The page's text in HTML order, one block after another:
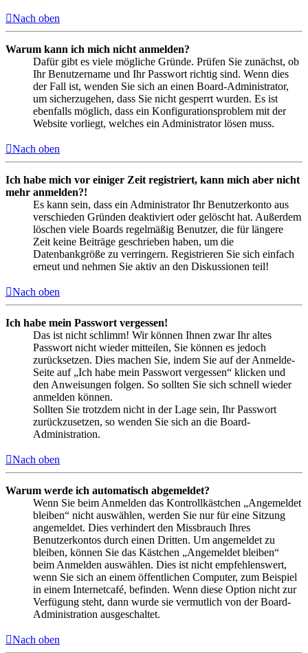
Nach oben
Warum kann ich mich nicht anmelden?
Dafür gibt es viele mögliche Gründe. Prüfen Sie zunächst, ob
Ihr Benutzername und Ihr Passwort richtig sind. Wenn dies
der Fall ist, wenden Sie sich an einen Board-Administrator,
um sicherzugehen, dass Sie nicht gesperrt wurden. Es ist
ebenfalls möglich, dass ein Konfigurationsproblem mit der
Website vorliegt, welches ein Administrator lösen muss.
Nach oben
Ich habe mich vor einiger Zeit registriert, kann mich aber nicht
mehr anmelden?!
Es kann sein, dass ein Administrator Ihr Benutzerkonto aus
verschieden Gründen deaktiviert oder gelöscht hat. Außerdem
löschen viele Boards regelmäßig Benutzer, die für längere
Zeit keine Beiträge geschrieben haben, um die
Datenbankgröße zu verringern. Registrieren Sie sich einfach
erneut und nehmen Sie aktiv an den Diskussionen teil!
Nach oben
Ich habe mein Passwort vergessen!
Das ist nicht schlimm! Wir können Ihnen zwar Ihr altes
Passwort nicht wieder mitteilen, Sie können es jedoch
zurücksetzen. Dies machen Sie, indem Sie auf der Anmelde-
Seite auf „Ich habe mein Passwort vergessen“ klicken und
den Anweisungen folgen. So sollten Sie sich schnell wieder
anmelden können.
Sollten Sie trotzdem nicht in der Lage sein, Ihr Passwort
zurückzusetzen, so wenden Sie sich an die Board-
Administration.
Nach oben
Warum werde ich automatisch abgemeldet?
Wenn Sie beim Anmelden das Kontrollkästchen „Angemeldet
bleiben“ nicht auswählen, werden Sie nur für eine Sitzung
angemeldet. Dies verhindert den Missbrauch Ihres
Benutzerkontos durch einen Dritten. Um angemeldet zu
bleiben, können Sie das Kästchen „Angemeldet bleiben“
beim Anmelden auswählen. Dies ist nicht empfehlenswert,
wenn Sie sich an einem öffentlichen Computer, zum Beispiel
in einem Internetcafé, befinden. Wenn diese Option nicht zur
Verfügung steht, dann wurde sie vermutlich von der Board-
Administration ausgeschaltet.
Nach oben